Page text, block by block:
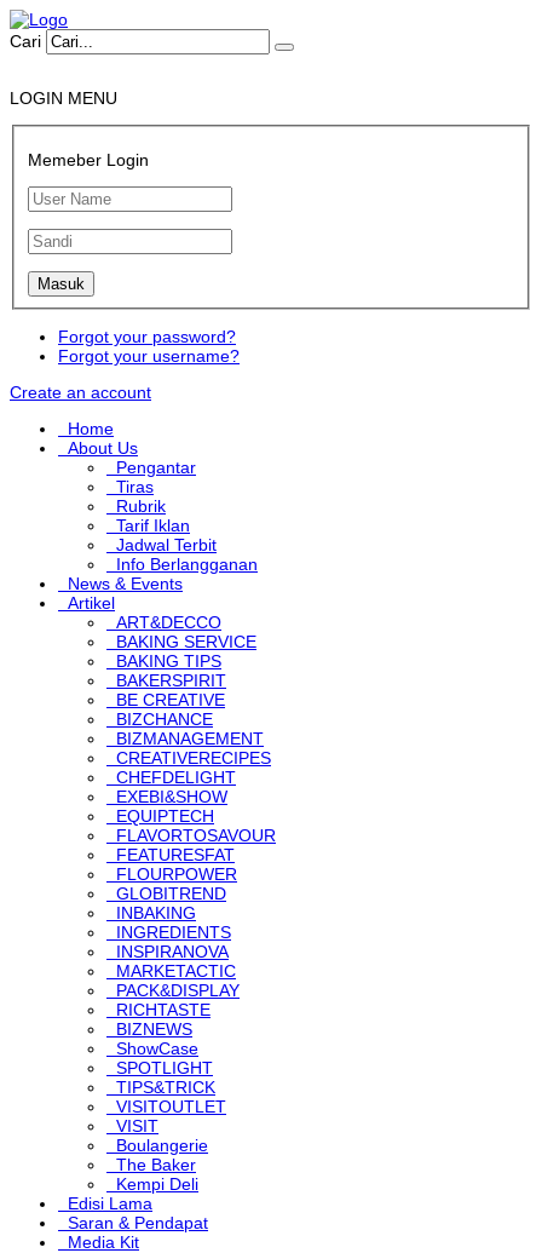
Cari
LOGIN MENU
Memeber Login
Forgot your password?
Forgot your username?
Create an account
Home
About Us
Pengantar
Tiras
Rubrik
Tarif Iklan
Jadwal Terbit
Info Berlangganan
News & Events
Artikel
ART&DECCO
BAKING SERVICE
BAKING TIPS
BAKERSPIRIT
BE CREATIVE
BIZCHANCE
BIZMANAGEMENT
CREATIVERECIPES
CHEFDELIGHT
EXEBI&SHOW
EQUIPTECH
FLAVORTOSAVOUR
FEATURESFAT
FLOURPOWER
GLOBITREND
INBAKING
INGREDIENTS
INSPIRANOVA
MARKETACTIC
PACK&DISPLAY
RICHTASTE
BIZNEWS
ShowCase
SPOTLIGHT
TIPS&TRICK
VISITOUTLET
VISIT
Boulangerie
The Baker
Kempi Deli
Edisi Lama
Saran & Pendapat
Media Kit